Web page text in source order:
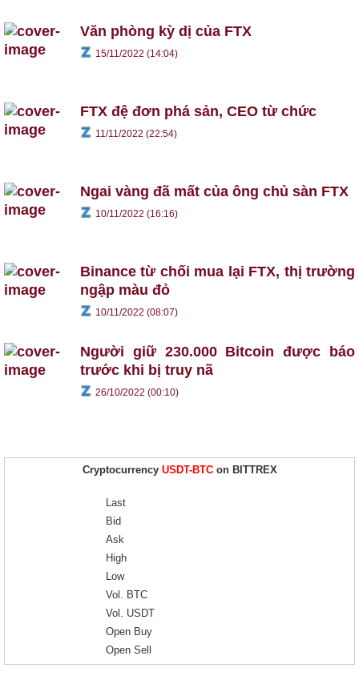
Văn phòng kỳ dị của FTX
15/11/2022 (14:04)
FTX đệ đơn phá sản, CEO từ chức
11/11/2022 (22:54)
Ngai vàng đã mất của ông chủ sàn FTX
10/11/2022 (16:16)
Binance từ chối mua lại FTX, thị trường
ngập màu đỏ
10/11/2022 (08:07)
Người giữ 230.000 Bitcoin được báo
trước khi bị truy nã
26/10/2022 (00:10)
Cryptocurrency USDT-BTCon BITTREX
Last
Bid
Ask
High
Low
Vol. BTC
Vol. USDT
Open Buy
Open Sell